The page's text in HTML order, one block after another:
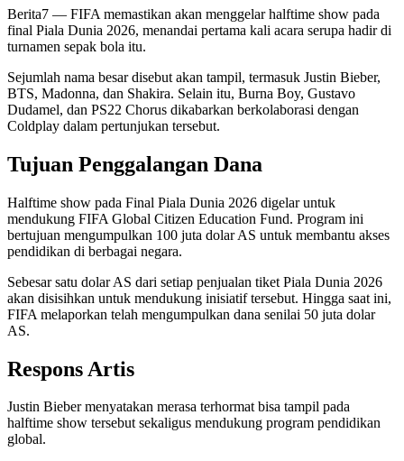
Berita7 — FIFA memastikan akan menggelar halftime show pada
final Piala Dunia 2026, menandai pertama kali acara serupa hadir di
turnamen sepak bola itu.
Sejumlah nama besar disebut akan tampil, termasuk Justin Bieber,
BTS, Madonna, dan Shakira. Selain itu, Burna Boy, Gustavo
Dudamel, dan PS22 Chorus dikabarkan berkolaborasi dengan
Coldplay dalam pertunjukan tersebut.
Tujuan Penggalangan Dana
Halftime show pada Final Piala Dunia 2026 digelar untuk
mendukung FIFA Global Citizen Education Fund. Program ini
bertujuan mengumpulkan 100 juta dolar AS untuk membantu akses
pendidikan di berbagai negara.
Sebesar satu dolar AS dari setiap penjualan tiket Piala Dunia 2026
akan disisihkan untuk mendukung inisiatif tersebut. Hingga saat ini,
FIFA melaporkan telah mengumpulkan dana senilai 50 juta dolar
AS.
Respons Artis
Justin Bieber menyatakan merasa terhormat bisa tampil pada
halftime show tersebut sekaligus mendukung program pendidikan
global.